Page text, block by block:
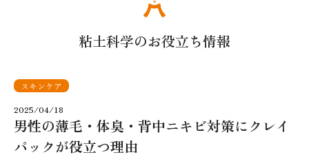
粘土科学のお役立ち情報
スキンケア
2025/04/18
男性の薄毛・体臭・背中ニキビ対策にクレイ
パックが役立つ理由